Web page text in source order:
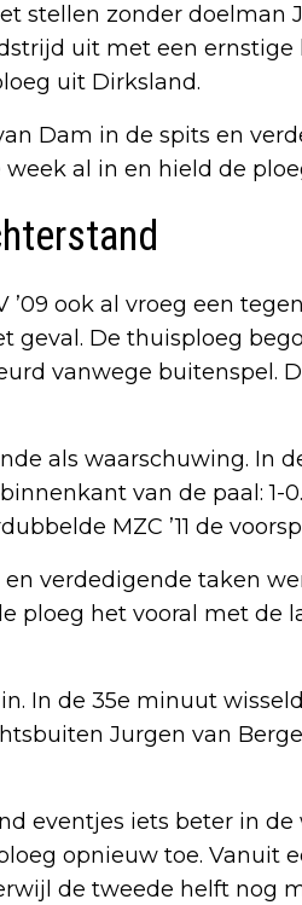
stellen zonder doelman
uit met een
uit Dirksland.
Dam in de spits en
week al in en hield de
ook al vroeg een
De thuisploeg
vanwege buitenspel.
als waarschuwing. In
van de paal: 1-
MZC ’11 de
en verdedigende taken
ploeg het vooral met de
In de 35e minuut
Jurgen van
eventjes iets beter in
opnieuw toe. Vanuit
de tweede helft nog